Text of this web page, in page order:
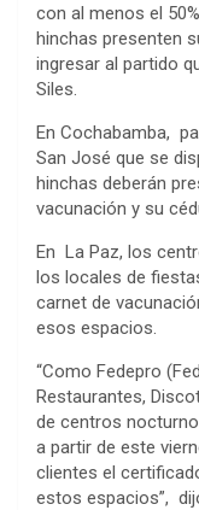
con al menos el
hinchas presenten
ingresar al partido
Siles.
En Cochabamba,
San José que se
hinchas deberán
vacunación y su
En La Paz, los
los locales de
carnet de
esos espacios.
“Como Fedepro
Restaurantes,
de centros
a partir de este
clientes el
estos espacios”,